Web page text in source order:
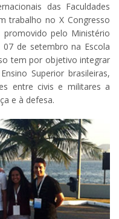
das Faculdades
trabalho no X Congresso
promovido pelo Ministério
de setembro na Escola
tem por objetivo integrar
Superior brasileiras,
entre civis e militares a
e à defesa.